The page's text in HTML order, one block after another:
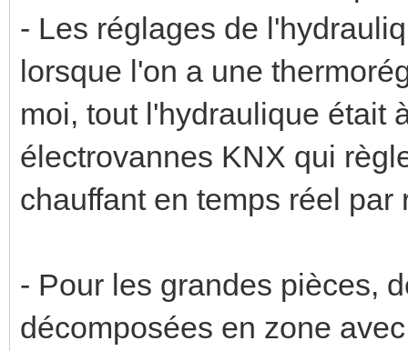
- Les réglages de
lorsque l'on a une
moi, tout l'hydraulique était
électrovannes KNX qui
chauffant en temps réel
- Pour les grandes pièces,
décomposées en zone